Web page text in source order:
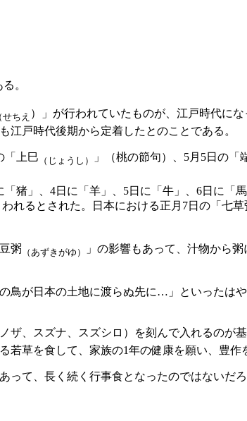
。
せちえ ）」が行われていたものが、江戸時代に
戸時代後期から定着したとのことである。
「上巳 （じょうし） 」（桃の節句）、5月5日の「
猪」、4日に「羊」、5日に「牛」、6日に「
われるとされた。日本における正月7日の「七草
粥 （あずきがゆ）
」の影響もあって、汁物から
が日本の土地に渡らぬ先に…」といったは
ザ、スズナ、スズシロ）を刻んで入れるのが
草を食して、家族の1年の健康を願い、豊作
て、長く続く行事食となったのではないだろ